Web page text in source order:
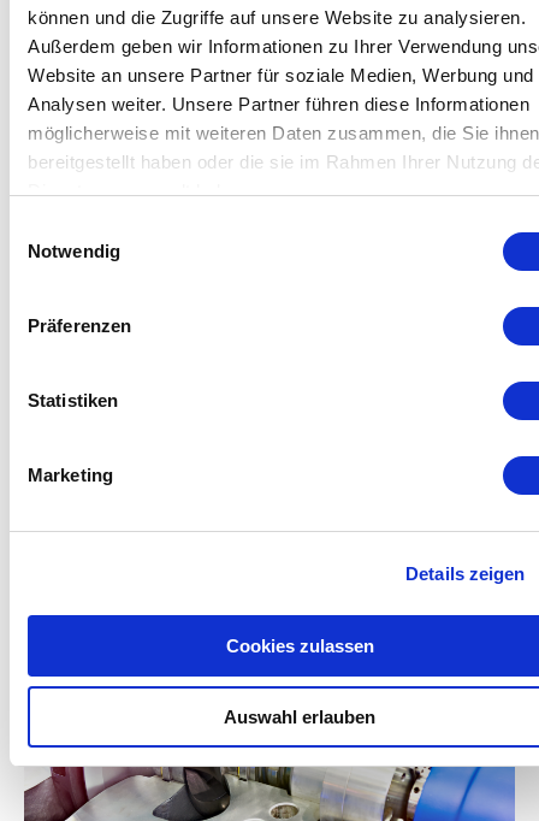
können und die Zugriffe auf unsere Website zu analysieren.
Außerdem geben wir Informationen zu Ihrer Verwendung
Website an unsere Partner für soziale Medien, Werbung und
Analysen weiter. Unsere Partner führen diese Informationen
möglicherweise mit weiteren Daten zusammen, die Sie ihnen
bereitgestellt haben oder die sie im Rahmen Ihrer Nutzung
Dienste gesammelt haben.
Notwendig
Präferenzen
Statistiken
Marketing
Details zeigen
Cookies zulassen
Auswahl erlauben
Brennstoffzellen
Brennstoffzellensysteme kommen bei mobilen und
stätionären Anwendungen zum Einsatz: z. B. in privaten
oder öffentlichen Haushalten oftmals in Kombination mit
Photovoltaik oder Windkraft. Bei Nutzfahrzeugen wie LKw,
Produkte entdecken